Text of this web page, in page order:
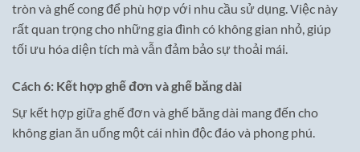
tròn và ghế cong để phù hợp với nhu cầu sử dụng. Việc này
rất quan trọng cho những gia đình có không gian nhỏ, giúp
tối ưu hóa diện tích mà vẫn đảm bảo sự thoải mái.
Cách 6: Kết hợp ghế đơn và ghế băng dài
Sự kết hợp giữa ghế đơn và ghế băng dài mang đến cho
không gian ăn uống một cái nhìn độc đáo và phong phú.